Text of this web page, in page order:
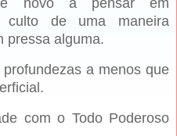
novo a pensar em
culto de uma maneira
pressa algu­ma.
a menos que
com o Todo Poderoso